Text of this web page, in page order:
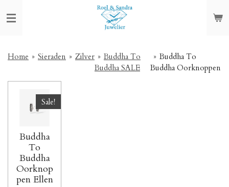
direct
hoofdinhoud
Home » Sieraden » Zilver » Buddha To
Buddha SALE
» Buddha To
Buddha Oorknoppen
Sale!
Buddha
To
Buddha
Oorknop
pen Ellen